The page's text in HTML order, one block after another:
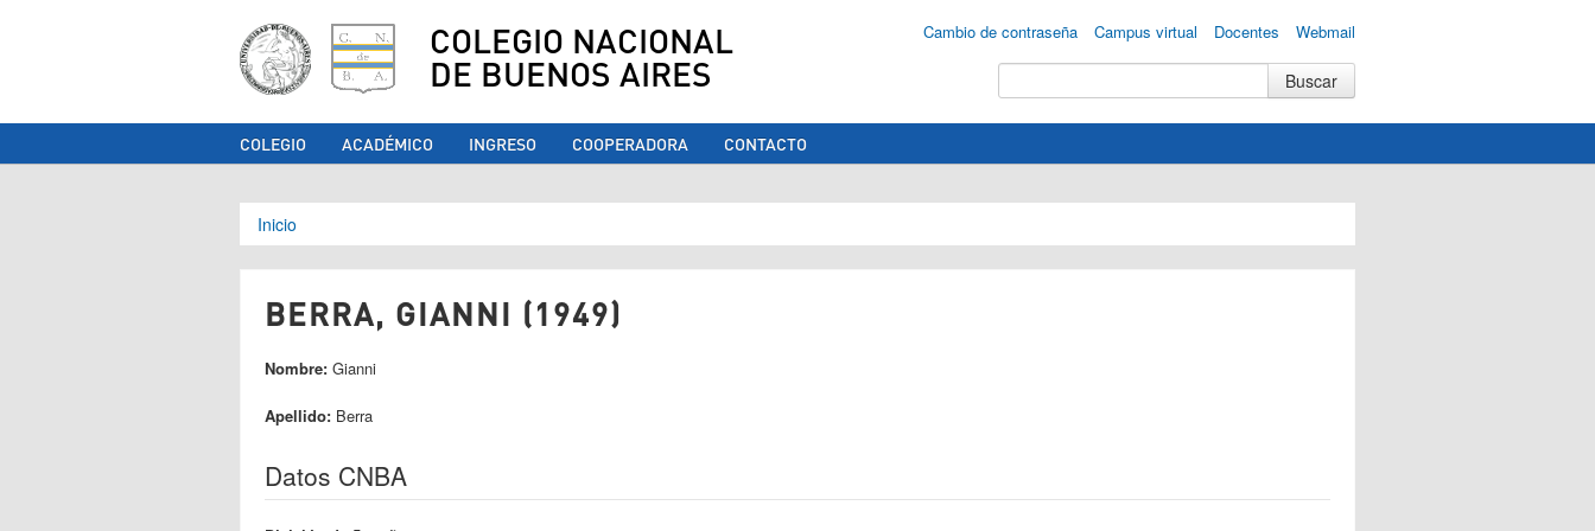
COLEGIO NACIONAL
DE BUENOS AIRES
Cambio de contraseña Campus virtual Docentes Webmail
COLEGIO ACADÉMICO INGRESO COOPERADORA CONTACTO
Se encuentra usted aquí
Inicio
BERRA, GIANNI (1949)
Nombre: Gianni
Apellido: Berra
Datos CNBA